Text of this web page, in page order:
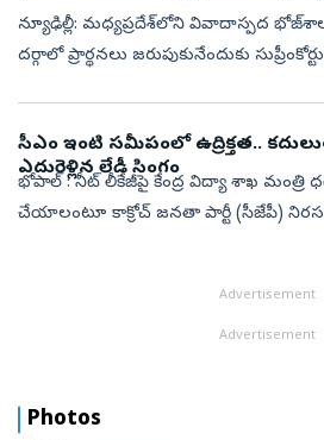
న్యూఢిల్లీ: మధ్యప్రదేశ్‌లోని వివాదాస్పద భోజ్‌శాల
దర్గాలో ప్రార్థనలు జరుపుకునేందుకు
సీఎం ఇంటి సమీపంలో ఉద్రిక్తత..
ఎదురెళ్లిన లేడీ సింగం
భోపాల్‌ : నీట్‌ లీకేజీపై కేంద్ర విద్యా శాఖ మంత్రి
చేయాలంటూ కాక్రోచ్‌ జనతా పార్టీ (సీజేపీ)
Advertisement
Advertisement
Photos